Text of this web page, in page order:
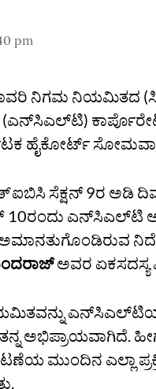
pm
ನಿಗಮ ನಿಯಮಿತದ
ಹೈಕೋರ್ಟ್‌
ಐಬಿಸಿ ಸೆಕ್ಷನ್‌ 9ರ ಅಡಿ
ಎನ್‌ಸಿಎಲ್‌ಟಿ
ಅವರ ಏಕಸದಸ್ಯ
ಅಭಿಪ್ರಾಯವಾಗಿದೆ.
ಮುಂದಿನ ಎಲ್ಲಾ